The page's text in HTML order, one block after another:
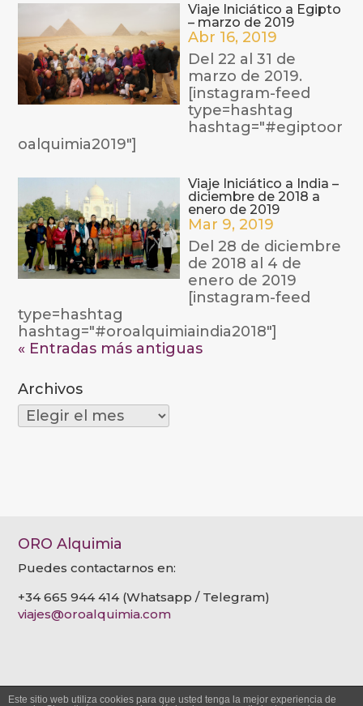
Viaje Iniciático a Egipto
– marzo de 2019
Abr 16, 2019
Del 22 al 31 de
marzo de 2019.
[instagram-feed
type=hashtag
hashtag="#egiptoor
oalquimia2019"]
Viaje Iniciático a India –
diciembre de 2018 a
enero de 2019
Mar 9, 2019
Del 28 de diciembre
de 2018 al 4 de
enero de 2019
[instagram-feed
type=hashtag
hashtag="#oroalquimiaindia2018"]
« Entradas más antiguas
Archivos
Archivos
ORO Alquimia
Puedes contactarnos en:
+34 665 944 414 (Whatsapp / Telegram)
viajes@oroalquimia.com
Este sitio web utiliza cookies para que usted tenga la mejor experiencia de